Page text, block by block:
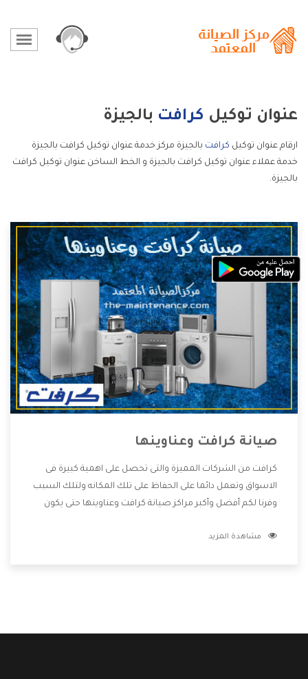
عنوان توكيل كرافت بالجيزة
ارقام عنوان توكيل كرافت بالجيزة مركز خدمة عنوان توكيل كرافت بالجيزة
خدمة عملاء عنوان توكيل كرافت بالجيزة و الخط الساخن عنوان توكيل كرافت
بالجيزة.
صيانة كرافت وعناوينها
كرافت من الشركات المميزة والتى تحصل على اهمية كبيرة فى
الاسواق وتعمل دائما على الحفاظ على تلك المكانه ولتلك السبب
وفرنا لكم أفضل وأكبر مراكز صيانة كرافت وعناوينها حتى يكون
دون اى ازعاج كما أننا نهتم بكل ما يحتاجه المستهلك لكى نحافظ
مشاهدة المزيد